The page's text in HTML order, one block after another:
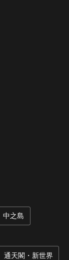
中之島
通天閣・新世界